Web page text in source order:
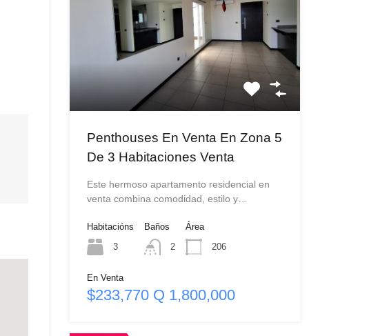
Penthouses En Venta En Zona 5
De 3 Habitaciones Venta
Este hermoso apartamento residencial en
venta combina comodidad, estilo y…
Habitacións
3
Baños
2
Área
206
En Venta
$233,770 Q 1,800,000